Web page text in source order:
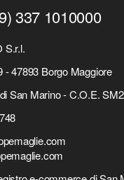
337 1010000
S.r.l.
- 47893 Borgo Maggiore
San Marino - C.O.E.